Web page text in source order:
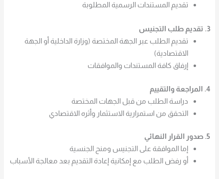
تقديم المستندات الرسمية المطلوبة
3. تقديم طلب التجنيس
تقديم الطلب عبر الجهة المختصة (وزارة الداخلية أو الجهة
الاقتصادية)
إرفاق كافة المستندات والموافقات
4. المراجعة والتقييم
دراسة الطلب من قبل الجهات المختصة
التحقق من استمرارية الاستثمار وأثره الاقتصادي
5. صدور القرار النهائي
إما الموافقة على التجنيس ومنح الجنسية
أو رفض الطلب مع إمكانية إعادة التقديم بعد معالجة الأسباب